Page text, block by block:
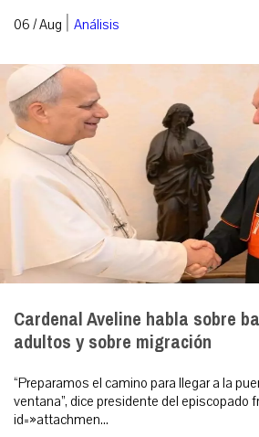
06 / Aug | Análisis
Cardenal Aveline habla sobre
adultos y sobre migración
“Preparamos el camino para llegar a la
ventana”, dice presidente del episcopado
id=»attachmen...